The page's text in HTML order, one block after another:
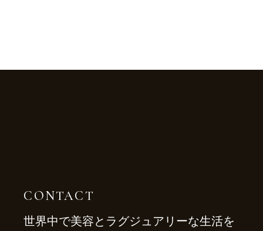
CONTACT
世界中で美容とラグジュアリーな生活を